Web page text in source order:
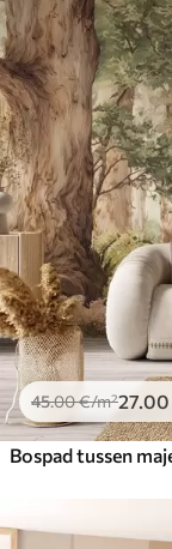
45.00€/m²27.00